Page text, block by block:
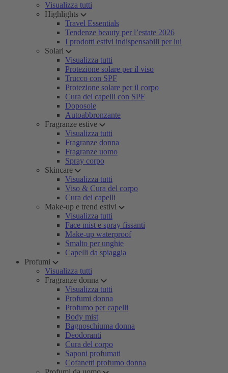
Visualizza tutti
Highlights
Travel Essentials
Tendenze beauty per l’estate 2026
I prodotti estivi indispensabili per lui
Solari
Visualizza tutti
Protezione solare per il viso
Trucco con SPF
Protezione solare per il corpo
Cura dei capelli con SPF
Doposole
Autoabbronzante
Fragranze estive
Visualizza tutti
Fragranze donna
Fragranze uomo
Spray corpo
Skincare
Visualizza tutti
Viso & Cura del corpo
Cura dei capelli
Make-up e trend estivi
Visualizza tutti
Face mist e spray fissanti
Make-up waterproof
Smalto per unghie
Capelli da spiaggia
Profumi
Visualizza tutti
Fragranze donna
Visualizza tutti
Profumi donna
Profumo per capelli
Body mist
Bagnoschiuma donna
Deodoranti
Cura del corpo
Saponi profumati
Cofanetti profumo donna